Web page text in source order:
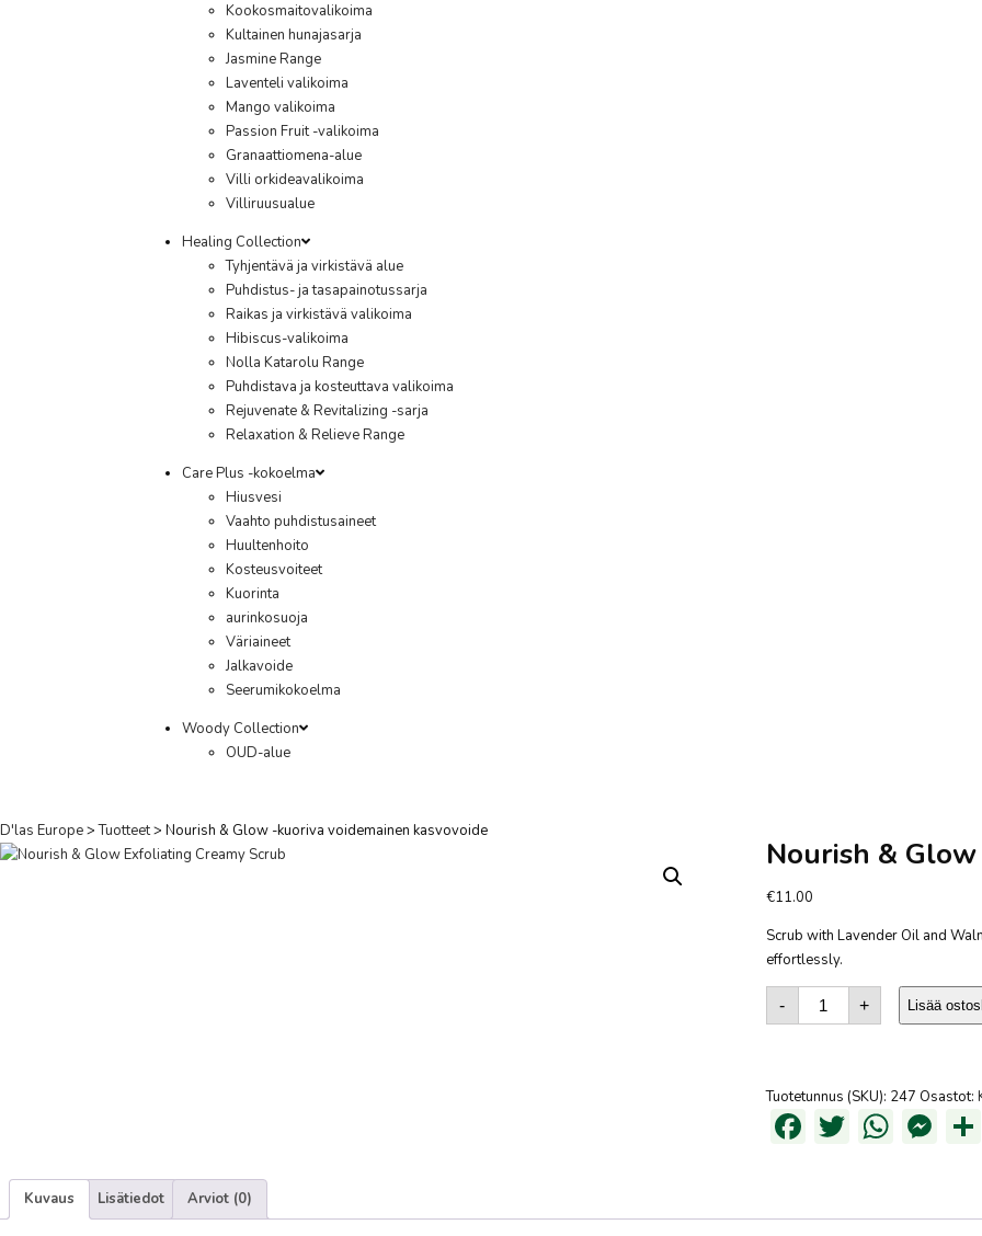
Kookosmaitovalikoima
Kultainen hunajasarja
Jasmine Range
Laventeli valikoima
Mango valikoima
Passion Fruit -valikoima
Granaattiomena-alue
Villi orkideavalikoima
Villiruusualue
Healing Collection
Tyhjentävä ja virkistävä alue
Puhdistus- ja tasapainotussarja
Raikas ja virkistävä valikoima
Hibiscus-valikoima
Nolla Katarolu Range
Puhdistava ja kosteuttava valikoima
Rejuvenate & Revitalizing -sarja
Relaxation & Relieve Range
Care Plus -kokoelma
Hiusvesi
Vaahto puhdistusaineet
Huultenhoito
Kosteusvoiteet
Kuorinta
aurinkosuoja
Väriaineet
Jalkavoide
Seerumikokoelma
Woody Collection
OUD-alue
D'las Europe>Tuotteet> Nourish & Glow -kuoriva voidemainen kasvovoide
Nourish &
€11.00
Scrub with Lavender Oil and
effortlessly.
-
Nourish
Glow
Exfoliating
+ Lisää
Tuotetunnus (SKU): 247 Osastot:
Facebook
Twitter
Kuvaus Lisätiedot Arviot (0)